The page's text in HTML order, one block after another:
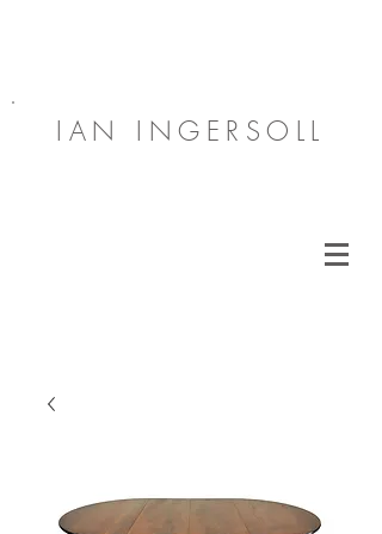
IAN INGERSOLL